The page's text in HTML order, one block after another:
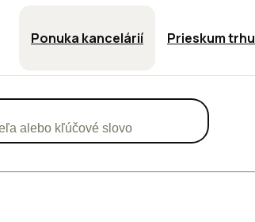
Ponuka kancelárií Prieskum trhu
alebo kľúčové slovo